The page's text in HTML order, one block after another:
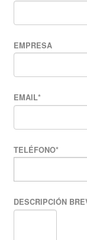
EMPRESA
EMAIL*
TELÉFONO*
DESCRIPCIÓN